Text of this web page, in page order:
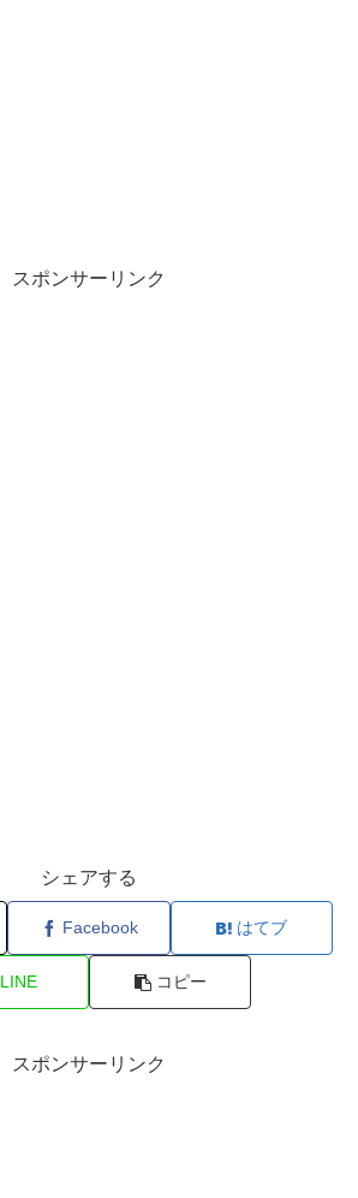
スポンサーリンク
シェアする
Facebook はてブ
LINE コピー
スポンサーリンク